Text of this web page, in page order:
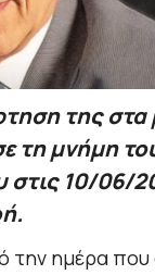
της στα
τη μνήμη
10/06/
την ημέρα που